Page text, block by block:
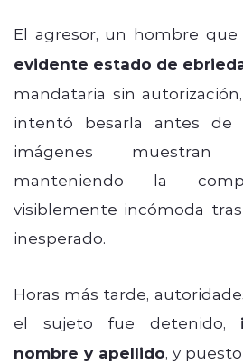
El agresor, un hombre que
evidente estado de
mandataria sin
intentó besarla antes de
imágenes muestran
manteniendo la
visiblemente incómoda
inesperado.
Horas más tarde,
el sujeto fue detenido,
nombre y apellido, y